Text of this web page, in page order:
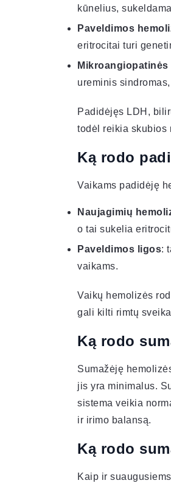
kūnelius,
Paveldimos
eritrocitai turi
Mikroangiopatinės
ureminis
Padidėjęs LDH,
todėl reikia skubios
Ką rodo
Vaikams padidėję
Naujagimių
o tai sukelia
Paveldimos ligos:
vaikams.
Vaikų hemolizės
gali kilti rimtų
Ką rodo
Sumažėję
jis yra minimalus.
sistema veikia
ir irimo balansą.
Ką rodo
Kaip ir